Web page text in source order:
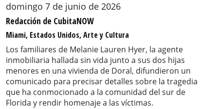
domingo 7 de junio de 2026
Redacción de CubitaNOW
Miami, Estados Unidos, Arte y Cultura
Los familiares de Melanie Lauren Hyer, la agente
inmobiliaria hallada sin vida junto a sus dos hijas
menores en una vivienda de Doral, difundieron un
comunicado para precisar detalles sobre la tragedia
que ha conmocionado a la comunidad del sur de
Florida y rendir homenaje a las víctimas.